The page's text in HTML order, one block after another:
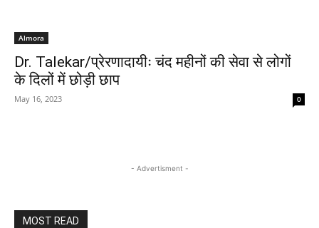
Almora
Dr. Talekar/प्रेरणादायीः चंद महीनों की सेवा से लोगों
के दिलों में छोड़ी छाप
May 16, 2023 0
- Advertisment -
MOST READ